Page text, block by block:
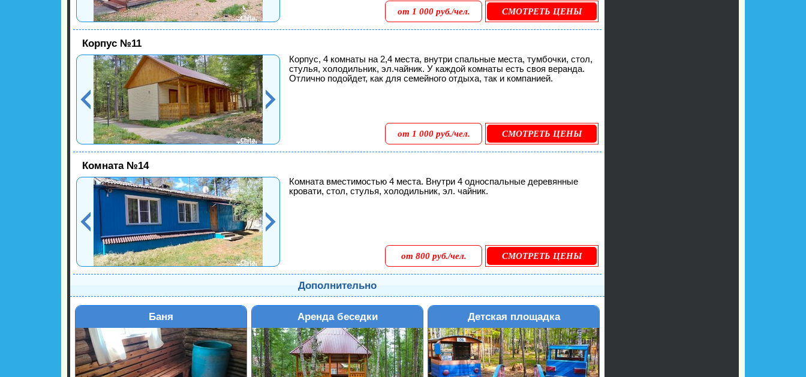
от 1 000 руб./чел. СМОТРЕТЬ ЦЕНЫ
Корпус №11
Корпус, 4 комнаты на 2,4 места, внутри спальные места, тумбочки, стол,
стулья, холодильник, эл.чайник. У каждой комнаты есть своя веранда.
Отлично подойдет, как для семейного отдыха, так и компанией.
от 1 000 руб./чел. СМОТРЕТЬ ЦЕНЫ
Комната №14
Комната вместимостью 4 места. Внутри 4 односпальные деревянные
кровати, стол, стулья, холодильник, эл. чайник.
от 800 руб./чел. СМОТРЕТЬ ЦЕНЫ
Дополнительно
Баня Аренда беседки Детская площадка